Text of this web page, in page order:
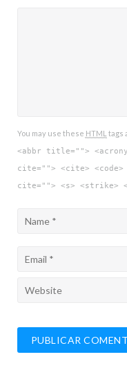
You may use these HTML tags
<abbr title="">
cite=""> <cite> <code>
cite=""> <s> <strike>